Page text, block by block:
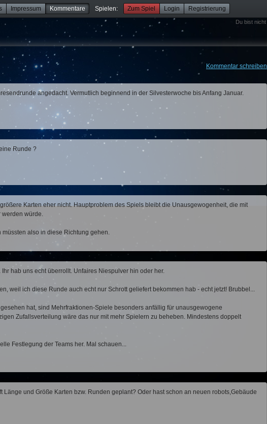
Impressum Kommentare Spielen: Zum Spiel Login Registrierung
Du bist
Kommentar schreiben
angedacht. Vermutlich beginnend in der Silvesterwoche bis Anfang Januar.
Runde ?
Karten eher nicht. Hauptproblem des Spiels bleibt die Unausgewogenheit, die mit
werden würde.
müssten also in diese Richtung gehen.
hab uns echt überrollt. Unfaires Niespulver hin oder her.
weil ich diese Runde auch echt nur Schrott geliefert bekommen hab - echt jetzt! Brubbel...
hat, sind Mehrfraktionen-Spiele besonders anfällig für unausgewogene
Zufallsverteilung wäre das nur mit mehr Spielern zu beheben. Mindestens doppelt
Festlegung der Teams her. Mal schauen...
Länge und Größe Karten bzw. Runden geplant? Oder hast schon an neuen robots,Gebäude